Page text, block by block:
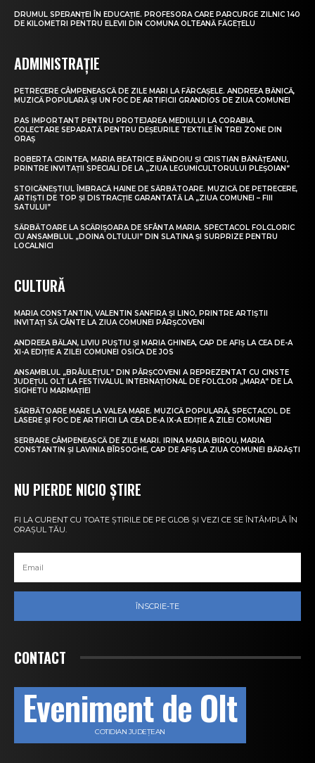
DRUMUL SPERANȚEI ÎN EDUCAȚIE. PROFESORA CARE PARCURGE ZILNIC 140
DE KILOMETRI PENTRU ELEVII DIN COMUNA OLTEANĂ FĂGEȚELU
ADMINISTRAȚIE
PETRECERE CÂMPENEASCĂ DE ZILE MARI LA FĂRCAȘELE. ANDREEA BĂNICĂ,
MUZICĂ POPULARĂ ȘI UN FOC DE ARTIFICII GRANDIOS DE ZIUA COMUNEI
PAS IMPORTANT PENTRU PROTEJAREA MEDIULUI LA CORABIA.
COLECTARE SEPARATĂ PENTRU DEȘEURILE TEXTILE ÎN TREI ZONE DIN
ORAȘ
ROBERTA CRINTEA, MARIA BEATRICE BĂNDOIU ȘI CRISTIAN BĂNĂȚEANU,
PRINTRE INVITAȚII SPECIALI DE LA „ZIUA LEGUMICULTORULUI PLEȘOIAN”
STOICĂNEȘTIUL ÎMBRACĂ HAINE DE SĂRBĂTOARE. MUZICĂ DE PETRECERE,
ARTIȘTI DE TOP ȘI DISTRACȚIE GARANTATĂ LA „ZIUA COMUNEI – FIII
SATULUI”
SĂRBĂTOARE LA SCĂRIȘOARA DE SFÂNTA MARIA. SPECTACOL FOLCLORIC
CU ANSAMBLUL „DOINA OLTULUI” DIN SLATINA ȘI SURPRIZE PENTRU
LOCALNICI
CULTURĂ
MARIA CONSTANTIN, VALENTIN SANFIRA ȘI LINO, PRINTRE ARTIȘTII
INVITAȚI SĂ CÂNTE LA ZIUA COMUNEI PÂRȘCOVENI
ANDREEA BĂLAN, LIVIU PUȘTIU ȘI MARIA GHINEA, CAP DE AFIȘ LA CEA DE-A
XI-A EDIȚIE A ZILEI COMUNEI OSICA DE JOS
ANSAMBLUL „BRÂULEȚUL” DIN PÂRȘCOVENI A REPREZENTAT CU CINSTE
JUDEȚUL OLT LA FESTIVALUL INTERNAȚIONAL DE FOLCLOR „MARA” DE LA
SIGHETU MARMAȚIEI
SĂRBĂTOARE MARE LA VALEA MARE. MUZICĂ POPULARĂ, SPECTACOL DE
LASERE ȘI FOC DE ARTIFICII LA CEA DE-A IX-A EDIȚIE A ZILEI COMUNEI
SERBARE CÂMPENEASCĂ DE ZILE MARI. IRINA MARIA BIROU, MARIA
CONSTANTIN ȘI LAVINIA BÎRSOGHE, CAP DE AFIȘ LA ZIUA COMUNEI BĂRĂȘTI
NU PIERDE NICIO ȘTIRE
FI LA CURENT CU TOATE ȘTIRILE DE PE GLOB ȘI VEZI CE SE ÎNTÂMPLĂ ÎN
ORAȘUL TĂU.
ÎNSCRIE-TE
CONTACT
Eveniment de Olt
COTIDIAN JUDEȚEAN